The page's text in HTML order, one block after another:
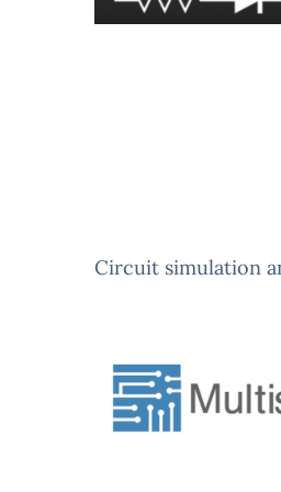
Circuit simulation